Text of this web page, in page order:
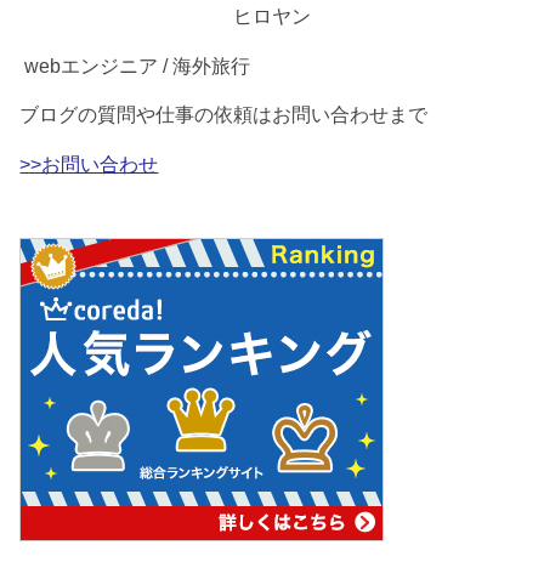
ヒロヤン
webエンジニア / 海外旅行
ブログの質問や仕事の依頼はお問い合わせまで
>>お問い合わせ